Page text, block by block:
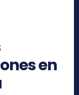
en